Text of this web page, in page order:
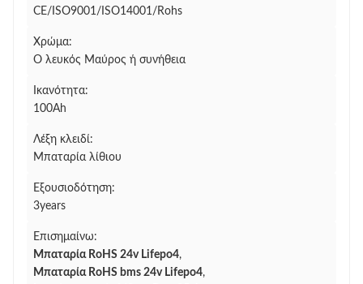
CE/ISO9001/ISO14001/Rohs
Χρώμα:
Ο λευκός Μαύρος ή συνήθεια
Ικανότητα:
100Ah
Λέξη κλειδί:
Μπαταρία λίθιου
Εξουσιοδότηση:
3years
Επισημαίνω:
Μπαταρία RoHS 24v Lifepo4,
Μπαταρία RoHS bms 24v Lifepo4,